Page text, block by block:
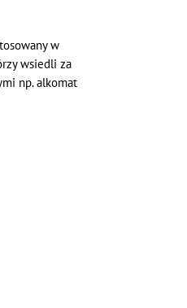
w
wsiedli za
np. alkomat